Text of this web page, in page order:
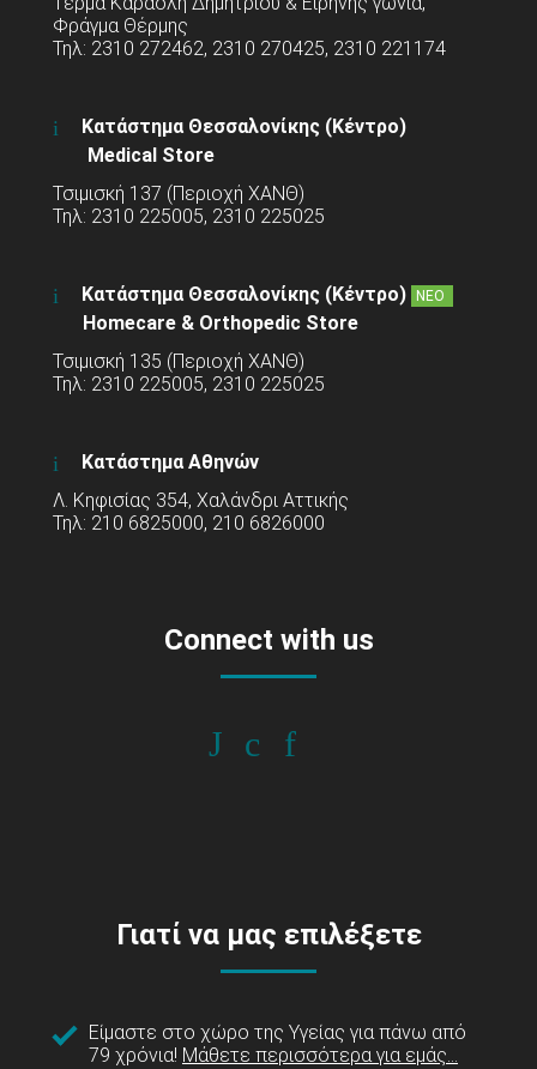
Φράγμα Θέρμης
Τηλ: 2310 272462, 2310 270425, 2310 221174
Κατάστημα Θεσσαλονίκης (Κέντρο)
Medical Store
Τσιμισκή 137 (Περιοχή ΧΑΝΘ)
Τηλ: 2310 225005, 2310 225025
Κατάστημα Θεσσαλονίκης (Κέντρο) ΝΕΟ
Homecare & Orthopedic Store
Τσιμισκή 135 (Περιοχή ΧΑΝΘ)
Τηλ: 2310 225005, 2310 225025
Κατάστημα Αθηνών
Λ. Κηφισίας 354, Χαλάνδρι Αττικής
Τηλ: 210 6825000, 210 6826000
Connect with us
Γιατί να μας επιλέξετε
Είμαστε στο χώρο της Υγείας για πάνω από
79 χρόνια! Μάθετε περισσότερα για εμάς...